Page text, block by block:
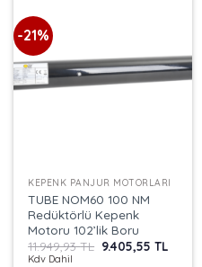
-21%
KEPENK PANJUR MOTORLARI
TUBE NOM60 100 NM
Redüktörlü Kepenk
Motoru 102’lik Boru
11.949,93TL Orijinal
9.405,55TL
Kdv Dahil